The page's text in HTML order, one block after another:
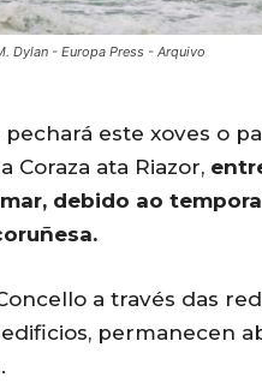
Dylan - Europa Press - Arquivo
pechará este xoves o
Coraza ata Riazor,
debido ao
a través das
permanecen